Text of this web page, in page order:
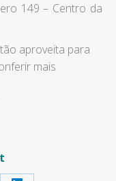
149 – Centro da
aproveita para
mais